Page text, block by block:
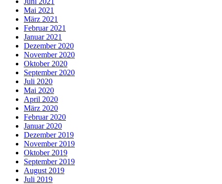
Mai 2021
März 2021
Februar 2021
Januar 2021
Dezember 2020
November 2020
Oktober 2020
September 2020
Juli 2020
Mai 2020
April 2020
März 2020
Februar 2020
Januar 2020
Dezember 2019
November 2019
Oktober 2019
September 2019
August 2019
Juli 2019